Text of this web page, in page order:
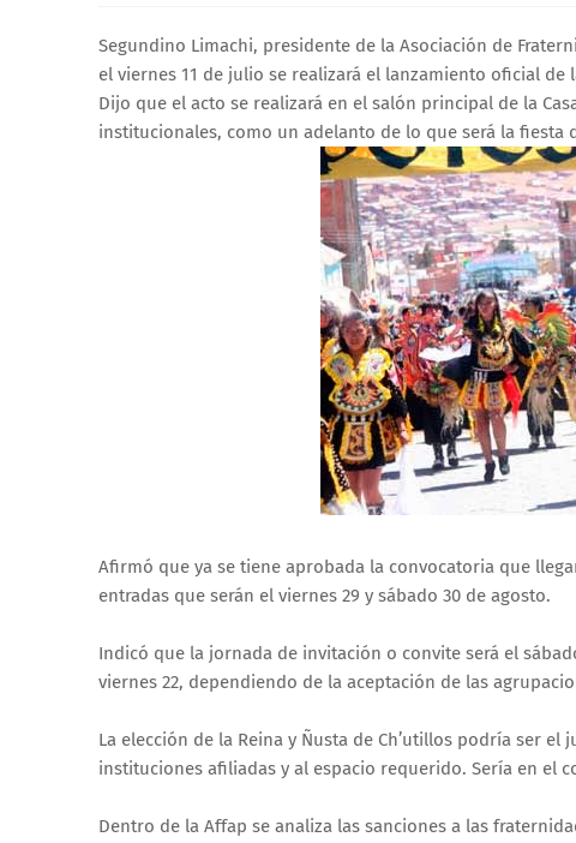
Segundino Limachi, presidente de la Asociación de
el viernes 11 de julio se realizará el lanzamiento oficial de
Dijo que el acto se realizará en el salón principal de la
institucionales, como un adelanto de lo que será la fiesta
Afirmó que ya se tiene aprobada la convocatoria que
entradas que serán el viernes 29 y sábado 30 de agosto.
Indicó que la jornada de invitación o convite será el
viernes 22, dependiendo de la aceptación de las
La elección de la Reina y Ñusta de Ch’utillos podría ser
instituciones afiliadas y al espacio requerido. Sería en el
Dentro de la Affap se analiza las sanciones a las